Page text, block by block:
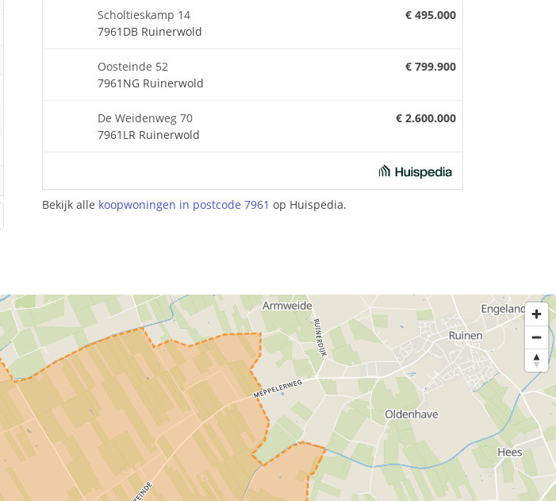
Scholtieskamp 14
7961DB Ruinerwold
€ 495.000
Oosteinde 52
7961NG Ruinerwold
€ 799.900
De Weidenweg 70
7961LR Ruinerwold
€ 2.600.000
Bekijk alle koopwoningen in postcode 7961 op Huispedia.